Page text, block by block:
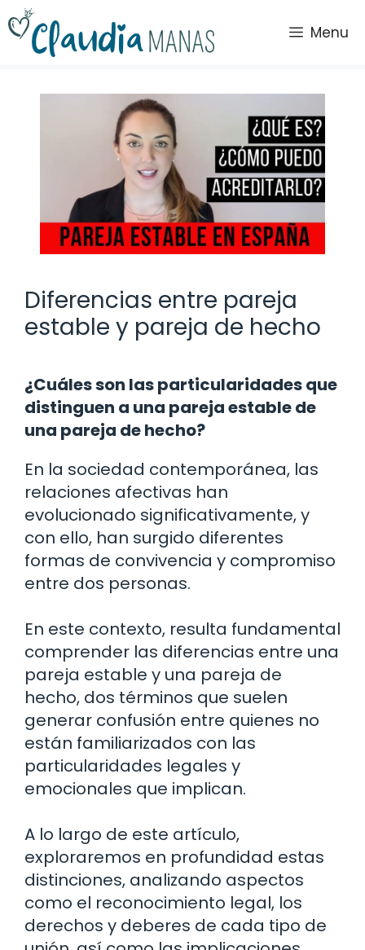
Saltar
al
contenido
Menu
Diferencias entre pareja
estable y pareja de hecho
¿Cuáles son las particularidades que
distinguen a una pareja estable de
una pareja de hecho?
En la sociedad contemporánea, las
relaciones afectivas han
evolucionado significativamente, y
con ello, han surgido diferentes
formas de convivencia y compromiso
entre dos personas.
En este contexto, resulta fundamental
comprender las diferencias entre una
pareja estable y una pareja de
hecho, dos términos que suelen
generar confusión entre quienes no
están familiarizados con las
particularidades legales y
emocionales que implican.
A lo largo de este artículo,
exploraremos en profundidad estas
distinciones, analizando aspectos
como el reconocimiento legal, los
derechos y deberes de cada tipo de